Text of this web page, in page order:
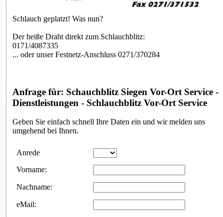
Schlauch geplatzt! Was nun?
Der heiße Draht direkt zum Schlauchblitz:
0171/4087335
... oder unser Festnetz-Anschluss 0271/370284
Anfrage für: Schauchblitz Siegen Vor-Ort Service -
Dienstleistungen - Schlauchblitz Vor-Ort Service
Geben Sie einfach schnell Ihre Daten ein und wir melden uns
umgehend bei Ihnen.
Anrede
Vorname:
Nachname:
eMail:
Anfrageformular